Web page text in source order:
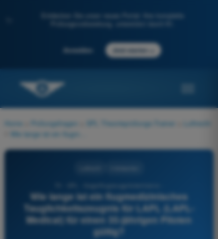
Entdecken Sie unser neues Portal: Ihre komplette
Prüfungsvorbereitung, unterstützt durch KI.
Anmelden Jetzt starten
Home Prüfungsfragen SPL Theorieprüfungs-Trainer
Luftrecht
Wie lange ist ein flugmedizinisches
Tauglichkeitszeugnis für LAPL (LAPL-
Medical) für einen 35-jährigen Piloten
gültig?